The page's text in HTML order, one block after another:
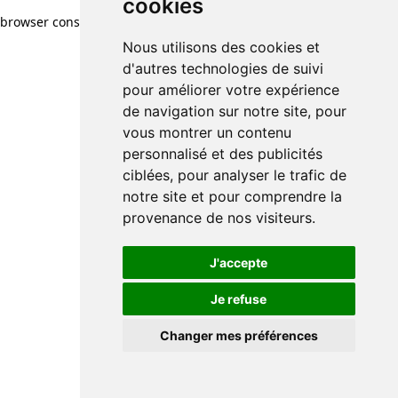
cookies
Nous utilisons des cookies et
d'autres technologies de suivi
pour améliorer votre expérience
de navigation sur notre site, pour
vous montrer un contenu
personnalisé et des publicités
ciblées, pour analyser le trafic de
notre site et pour comprendre la
provenance de nos visiteurs.
J'accepte
Je refuse
Changer mes préférences
cookies
Nous utilisons des cookies et
d'autres technologies de suivi
pour améliorer votre expérience
de navigation sur notre site, pour
vous montrer un contenu
personnalisé et des publicités
ciblées, pour analyser le trafic de
notre site et pour comprendre la
provenance de nos visiteurs.
J'accepte
Je refuse
Changer mes préférences
browser console for more information)